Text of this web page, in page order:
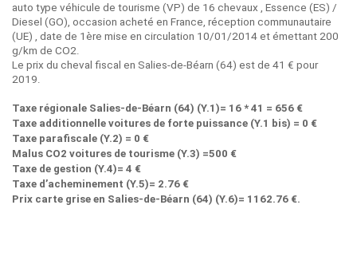
auto type véhicule de tourisme (VP) de 16 chevaux , Essence (ES) /
Diesel (GO), occasion acheté en France, réception communautaire
(UE) , date de 1ère mise en circulation 10/01/2014 et émettant 200
g/km de CO2.
Le prix du cheval fiscal en Salies-de-Béarn (64) est de 41 € pour
2019.
Taxe régionale Salies-de-Béarn (64) (Y.1)= 16 * 41 = 656 €
Taxe additionnelle voitures de forte puissance (Y.1 bis) = 0 €
Taxe parafiscale (Y.2) = 0 €
Malus CO2 voitures de tourisme (Y.3) =500 €
Taxe de gestion (Y.4)= 4 €
Taxe d’acheminement (Y.5)= 2.76 €
Prix carte grise en Salies-de-Béarn (64) (Y.6)= 1162.76 €.